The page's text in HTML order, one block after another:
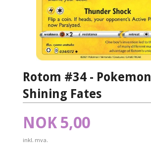
Rotom #34 - Pokemon
Shining Fates
Pris
NOK 5,00
inkl. mva.